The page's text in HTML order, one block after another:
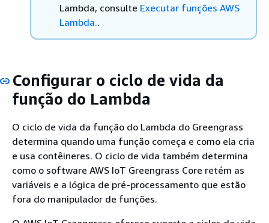
Lambda, consulte Executar funções AWS
Lambda..
Configurar o ciclo de vida da
função do Lambda
O ciclo de vida da função do Lambda do Greengrass
determina quando uma função começa e como ela cria
e usa contêineres. O ciclo de vida também determina
como o software AWS IoT Greengrass Core retém as
variáveis e a lógica de pré-processamento que estão
fora do manipulador de funções.